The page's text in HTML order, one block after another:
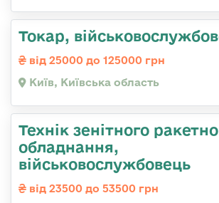
Токар,
від 25000 до 125000 грн
Київ, Київська область
Технік зенітного
обладнання,
військовослужбовець
від 23500 до 53500 грн